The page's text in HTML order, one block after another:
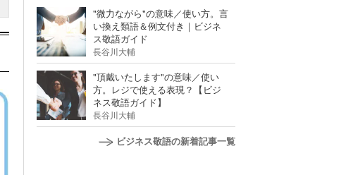
"微力ながら"の意味／使い方。言
い換え類語＆例文付き｜ビジネ
ス敬語ガイド
長谷川大輔
"頂戴いたします"の意味／使い
方。レジで使える表現？【ビジ
ネス敬語ガイド】
長谷川大輔
ビジネス敬語の新着記事一覧